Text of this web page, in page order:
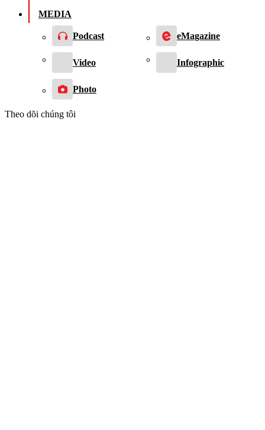
MEDIA
Podcast eMagazine
Video Infographic
Photo
Theo dõi chúng tôi